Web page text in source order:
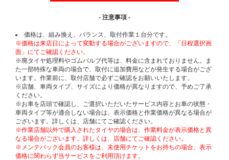
- 注意事項 -
価格は、組み換え、バランス、取付作業１台分です。
※価格は来店日によって変動する場合がございますので、「日程選択画
面」にてご確認ください。
※廃タイヤ処理料やゴムバルブ代等は、料金に含まれておりません。ま
た一部特殊な車両の場合で、取付に追加費用などが発生する場合がござ
います。作業前に、取付店舗で必ずご確認をお願いいたします。
※店舗、車両タイプ、サイズにより価格が異なりますので、予めご了承
ください。
※お車を店頭で確認し、ご選択いただいたサービス内容とお車の状態・
車両タイプ等が適合しない場合は、表示価格と作業価格が異なる場合が
ございます。詳しくは、店舗にてご確認ください。
※作業店舗以外で購入されたタイヤの場合は、作業料金が表示価格と異
なる場合がございます。詳しくは、店舗にてご確認ください。
※メンテパック会員のお客様は、未使用チケットをお持ちの場合、表示
価格に関わらず当サービスをご利用頂けます。